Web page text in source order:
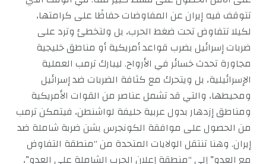
تتوقف فيه إيران عن المفاوضات حفاظًا على كرامتها،
لكيلا تتفاوض تحت ضغط الحرب، بل ولتخطئ وترد على
ضربات إسرائيل بضرب قواعد أمريكية أو مناطق خليجية
مجاورة تحدث خسائر في الأرواح. ليبارك ترمب العملية
الإسرائيلية، بل ويتحرك مع كثافة الضربات ضد إسرائيل
ومحيطها، والتي قد تشمل عناصر من القوات الأمريكية
ومناطق إزدهار بدول عربية حليفة لواشنطن، فيتمكن ترمب
من الحصول على موافقة الكونجرس بشن ضربة شاملة ضد
إيران. وهنا تنتقل الولايات المتحدة من “منطقة التفاوض
مع العدو” إلى “منطقة إعلان الحرب الشاملة على العدو”،